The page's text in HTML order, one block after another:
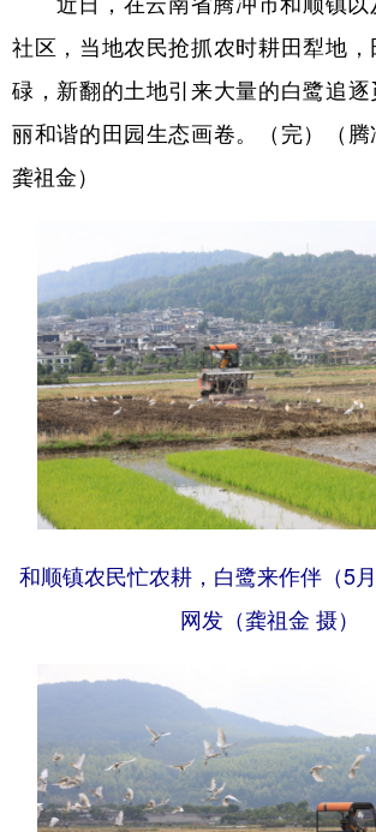
社区，当地农民抢抓农时耕田犁地
碌，新翻的土地引来大量的白鹭追
丽和谐的田园生态画卷。（完）（
龚祖金）
和顺镇农民忙农耕，白鹭来作伴（5
网发（龚祖金 摄）